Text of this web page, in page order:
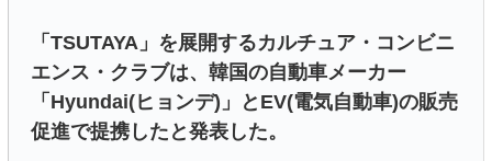
「TSUTAYA」を展開するカルチュア・コンビニ
エンス・クラブは、韓国の自動車メーカー
「Hyundai(ヒョンデ)」とEV(電気自動車)の販売
促進で提携したと発表した。